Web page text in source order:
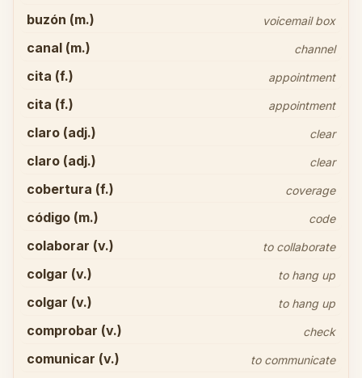
buzón (m.) voicemail box
canal (m.) channel
cita (f.) appointment
cita (f.) appointment
claro (adj.) clear
claro (adj.) clear
cobertura (f.) coverage
código (m.) code
colaborar (v.) to collaborate
colgar (v.) to hang up
colgar (v.) to hang up
comprobar (v.) check
comunicar (v.) to communicate